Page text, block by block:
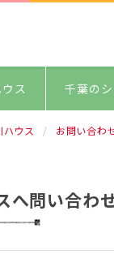
ス 千葉の
ウス お問い合わ
へ問い合わ